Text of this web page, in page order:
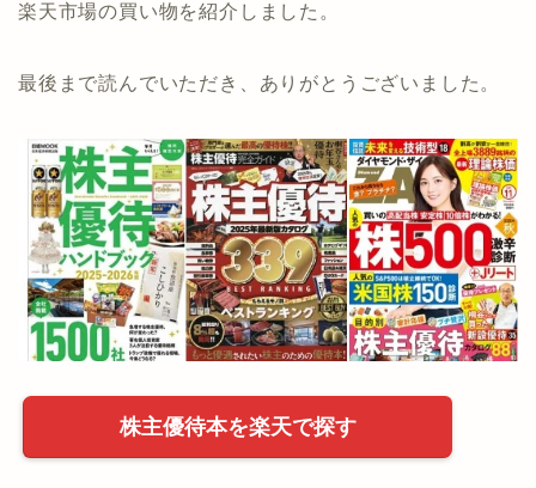
楽天市場の買い物を紹介しました。
最後まで読んでいただき、ありがとうございました。
株主優待本を楽天で探す